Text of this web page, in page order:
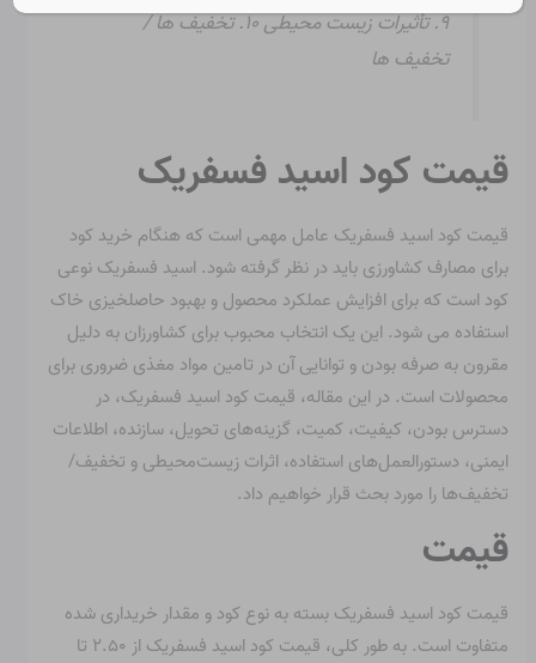
۹. تأثیرات زیست محیطی ۱۰. تخفیف ها /
تخفیف ها
قیمت کود اسید فسفریک
قیمت کود اسید فسفریک عامل مهمی است که هنگام خرید کود
برای مصارف کشاورزی باید در نظر گرفته شود. اسید فسفریک نوعی
کود است که برای افزایش عملکرد محصول و بهبود حاصلخیزی خاک
استفاده می شود. این یک انتخاب محبوب برای کشاورزان به دلیل
مقرون به صرفه بودن و توانایی آن در تامین مواد مغذی ضروری برای
محصولات است. در این مقاله، قیمت کود اسید فسفریک، در
دسترس بودن، کیفیت، کمیت، گزینه‌های تحویل، سازنده، اطلاعات
ایمنی، دستورالعمل‌های استفاده، اثرات زیست‌محیطی و تخفیف/
تخفیف‌ها را مورد بحث قرار خواهیم داد.
قیمت
قیمت کود اسید فسفریک بسته به نوع کود و مقدار خریداری شده
متفاوت است. به طور کلی، قیمت کود اسید فسفریک از ۲.۵۰ تا